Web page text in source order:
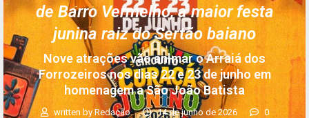
de Barro Vermelho, a maior festa
junina raiz do Sertão baiano
Nove atrações vão animar o Arraiá dos
Forrozeiros nos dias 22 e 23 de junho em
homenagem a São João Batista
written by Redação 14 de junho de 2026
0